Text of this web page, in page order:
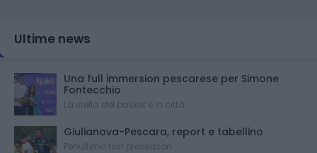
Ultime news
Una full immersion pescarese per Simone
Fontecchio
La stella del basket è in città
Giulianova-Pescara, report e tabellino
Penultimo test preseason